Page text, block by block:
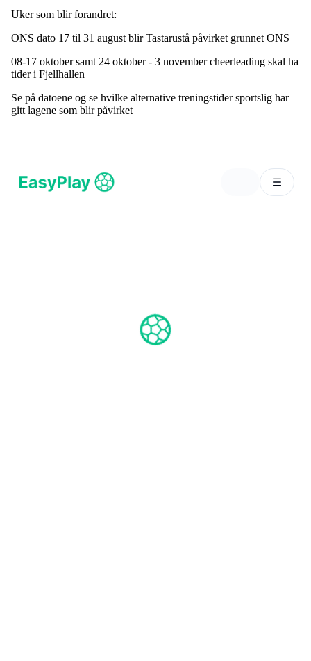
Uker som blir forandret:
ONS dato 17 til 31 august blir Tastarustå påvirket grunnet ONS
08-17 oktober samt 24 oktober - 3 november cheerleading skal ha
tider i Fjellhallen
Se på datoene og se hvilke alternative treningstider sportslig har
gitt lagene som blir påvirket